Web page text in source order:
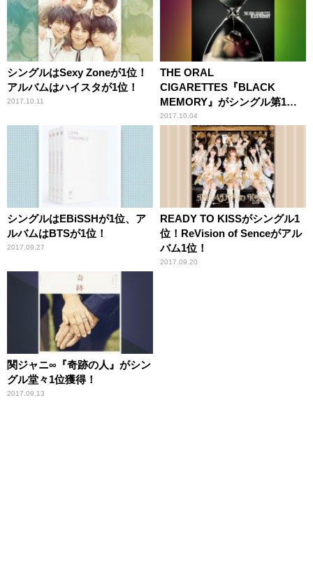
シングルはSexy Zoneが1位！
アルバムはハイスタが1位！
2017.10.11
THE ORAL
CIGARETTES『BLACK
MEMORY』がシングル第1
位！
2017.10.04
シングルはEBiSSHが1位、ア
ルバムはBTSが1位！
2017.09.27
READY TO KISSがシングル1
位！ReVision of Senceがアル
バム1位！
2017.09.20
関ジャニ∞『奇跡の人』がシン
グル堂々1位獲得！
2017.09.13